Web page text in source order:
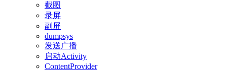
截图
录屏
副屏
dumpsys
发送广播
启动Activity
ContentProvider